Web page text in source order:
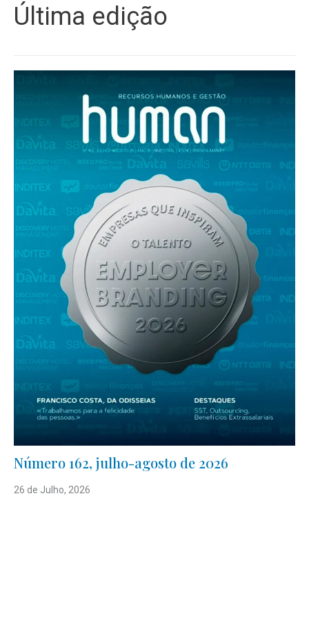
Última edição
Número 162, julho-agosto de 2026
26 de Julho, 2026